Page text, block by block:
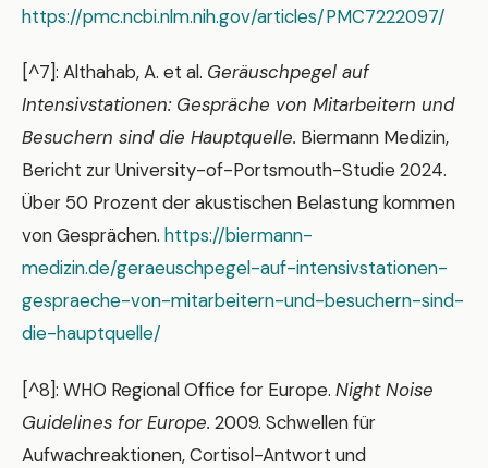
https://pmc.ncbi.nlm.nih.gov/articles/PMC7222097/
[^7]: Althahab, A. et al. Geräuschpegel auf
Intensivstationen: Gespräche von Mitarbeitern und
Besuchern sind die Hauptquelle. Biermann Medizin,
Bericht zur University-of-Portsmouth-Studie 2024.
Über 50 Prozent der akustischen Belastung kommen
von Gesprächen. https://biermann-
medizin.de/geraeuschpegel-auf-intensivstationen-
gespraeche-von-mitarbeitern-und-besuchern-sind-
die-hauptquelle/
[^8]: WHO Regional Office for Europe. Night Noise
Guidelines for Europe. 2009. Schwellen für
Aufwachreaktionen, Cortisol-Antwort und